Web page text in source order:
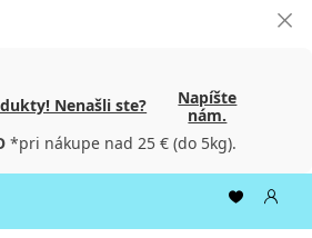
Nenašli ste?
Napíšte
nám.
*pri nákupe nad 25 € (do 5kg).